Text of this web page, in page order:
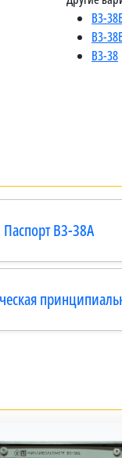
В3-
В3-
В3-38
Паспорт В3-38А